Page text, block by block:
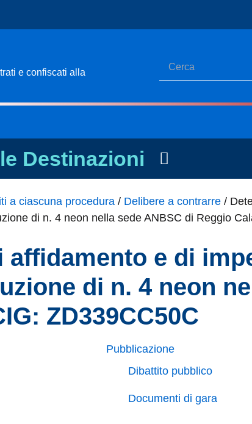
e confiscati alla
Destinazioni
a ciascuna procedura / Delibere a contrarre /
di n. 4 neon nella sede ANBSC di Reggio
affidamento e di
di n. 4 neon
ZD339CC50C
Pubblicazione
Dibattito pubblico
Documenti di gara